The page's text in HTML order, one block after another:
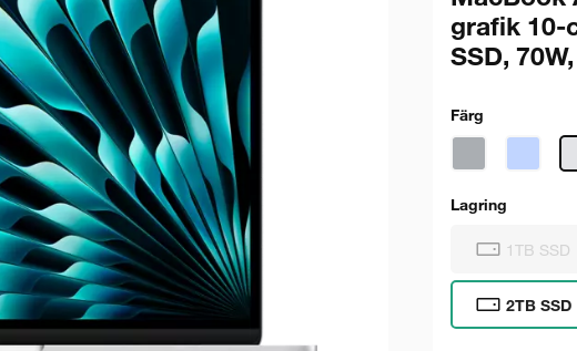
grafik 10-
SSD,
Färg
Lagring
1TB SSD
2TB SSD